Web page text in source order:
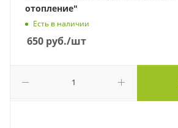
отопление"
Есть в наличии
650 руб./шт